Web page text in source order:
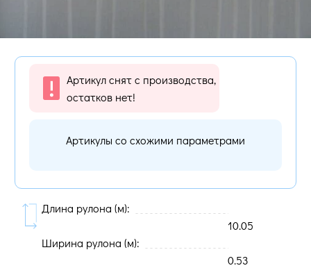
Артикул снят с производства,
остатков нет!
Артикулы со схожими параметрами
Длина рулона (м):
10.05
Ширина рулона (м):
0.53